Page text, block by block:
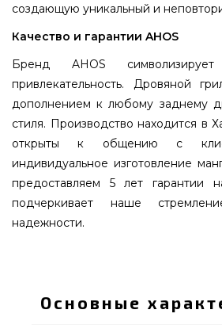
создающую уникальный и
Качество и гарантии AHOS
Бренд AHOS
привлекательность. Дровяной
дополнением к любому заднему
стиля. Производство находится в
открыты к общению с
индивидуальное изготовление
предоставляем 5 лет гарантии
подчеркивает наше
надежности.
подобрать и купить от
Украина по оправданной
Основные